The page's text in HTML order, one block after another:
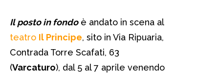
Il posto in fondoè andato in scena al
teatro Il Principe, sito in Via Ripuaria,
Contrada Torre Scafati, 63
(Varcaturo), dal 5 al 7 aprile venendo